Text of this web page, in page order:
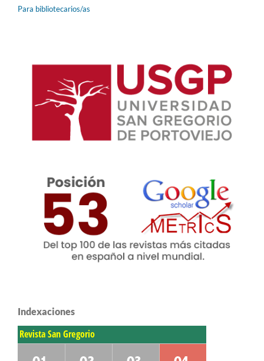
Para bibliotecarios/as
Indexaciones